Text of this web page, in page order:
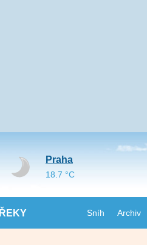
ŘEKY Sníh Archiv
Praha
18.7 °C